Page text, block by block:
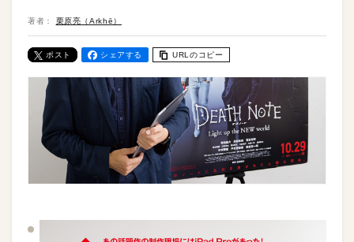
著者： 栗原亮（Arkhē）
ポスト シェアする URLのコピー